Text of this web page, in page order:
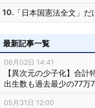
「日本国憲法全文」
最新記事一覧
06月02日 14:41
【異次元の少子化】合計
出生数も過去最少の77万
05月31日 12:00